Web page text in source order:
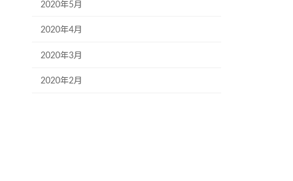
2020年5月
2020年4月
2020年3月
2020年2月